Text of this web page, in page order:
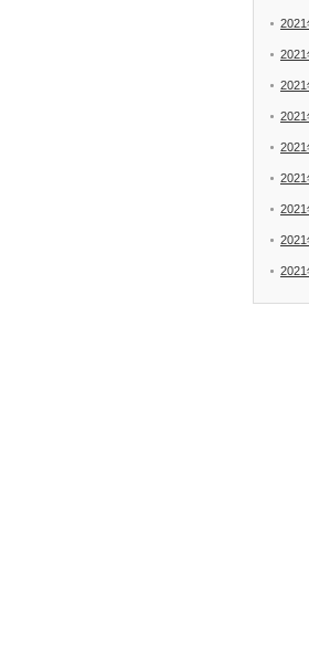
2021
2021
2021
2021
2021
2021
2021
2021
2021